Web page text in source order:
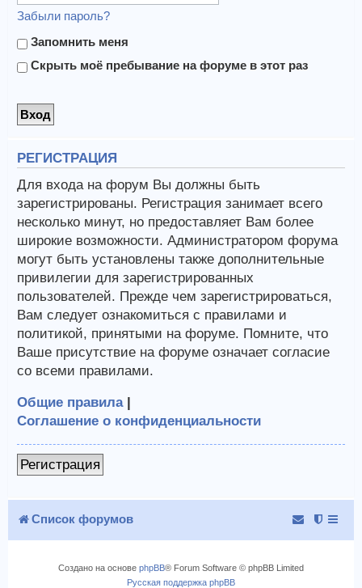
Забыли пароль?
Запомнить меня
Скрыть моё пребывание на форуме в этот раз
РЕГИСТРАЦИЯ
Для входа на форум Вы должны быть
зарегистрированы. Регистрация занимает всего
несколько минут, но предоставляет Вам более
широкие возможности. Администратором форума
могут быть установлены также дополнительные
привилегии для зарегистрированных
пользователей. Прежде чем зарегистрироваться,
Вам следует ознакомиться с правилами и
политикой, принятыми на форуме. Помните, что
Ваше присутствие на форуме означает согласие
со всеми правилами.
Общие правила|
Соглашение о конфиденциальности
Регистрация
Список форумов
Создано на основе phpBB® Forum Software © phpBB Limited
Русская поддержка phpBB